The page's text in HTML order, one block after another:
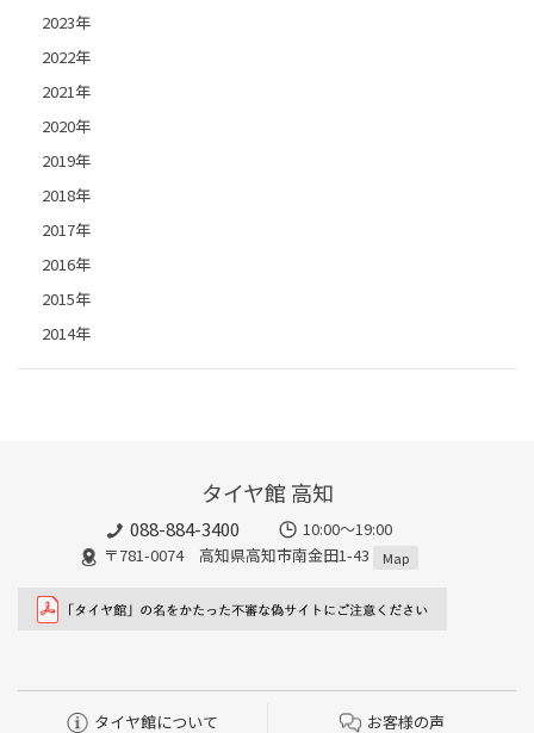
2023年
2022年
2021年
2020年
2019年
2018年
2017年
2016年
2015年
2014年
タイヤ館 高知
088-884-3400
10:00〜19:00
〒781-0074 高知県高知市南金田1-43
Map
タイヤ館について お客様の声